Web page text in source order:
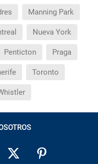
Manning Park
Nueva York
Penticton Praga
Toronto